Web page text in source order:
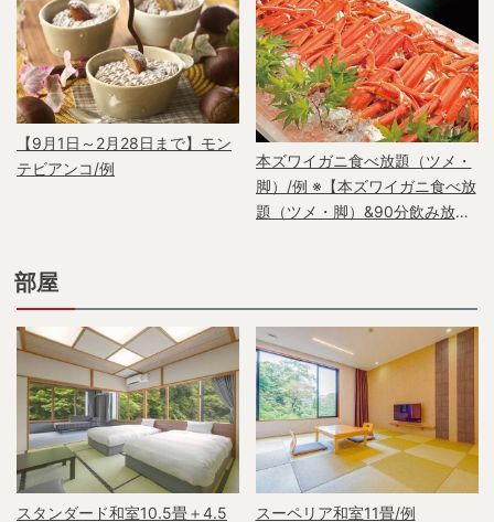
【9月1日～2月28日まで】モン
テビアンコ/例
本ズワイガニ食べ放題（ツメ・
脚）/例 ※【本ズワイガニ食べ放
題（ツメ・脚）&90分飲み放題
部屋
スタンダード和室10.5畳＋4.5
スーペリア和室11畳/例